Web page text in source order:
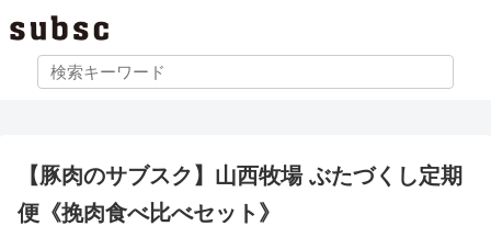
【豚肉のサブスク】山西牧場 ぶたづくし定期
便《挽肉食べ比べセット》